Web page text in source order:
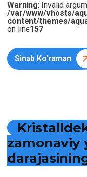
Warning: Invalid
/var/www/vhosts/
content/themes/
on line157
Sinab Ko'raman
Kristallde
zamonaviy
darajasinin